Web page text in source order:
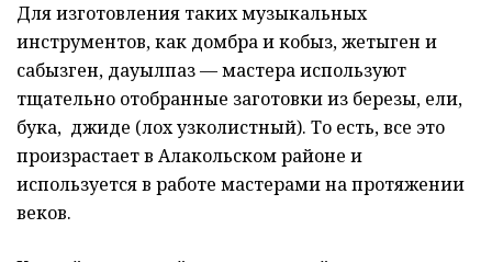
Для изготовления таких музыкальных
инструментов, как домбра и кобыз, жетыген и
сабызген, дауылпаз — мастера используют
тщательно отобранные заготовки из березы, ели,
бука, джиде (лох узколистный). То есть, все это
произрастает в Алакольском районе и
используется в работе мастерами на протяжении
веков.